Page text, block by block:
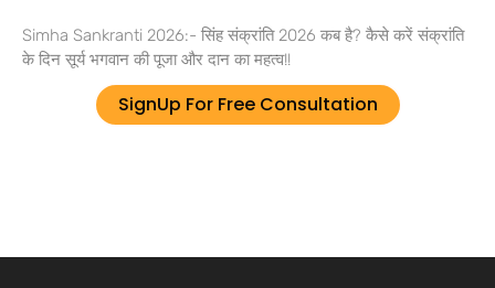
Simha Sankranti 2026:- सिंह संक्रांति 2026 कब है? कैसे करें संक्रांति
के दिन सूर्य भगवान की पूजा और दान का महत्व!!
SignUp For Free Consultation